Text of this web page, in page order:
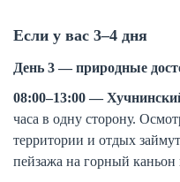
Если у вас 3–4 дня
День 3 — природные
08:00–13:00 —
часа в одну сторону.
территории и отдых
пейзажа на горный